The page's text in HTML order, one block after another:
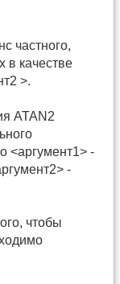
частного,
в качестве
>.
ATAN2
<аргумент1> -
-
чтобы